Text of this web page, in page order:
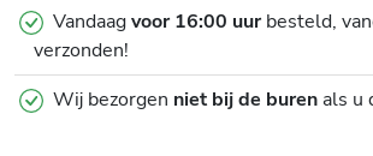
Vandaagvoor 16:00 uurbesteld,
verzonden!
Wij bezorgen niet bij de burenals u